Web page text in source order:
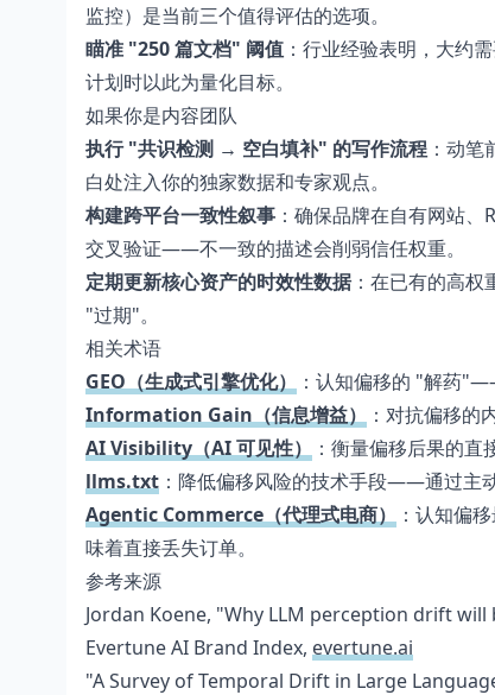
监控）是当前三个值得评估的选项。
瞄准 "250 篇文档" 阈值 ：行业经验表明，大约
计划时以此为量化目标。
如果你是内容团队
执行 "共识检测 → 空白填补" 的写作流程 ：动
白处注入你的独家数据和专家观点。
构建跨平台一致性叙事 ：确保品牌在自有网站
交叉验证——不一致的描述会削弱信任权重。
定期更新核心资产的时效性数据：在已有的高权
"过期"。
相关术语
GEO（生成式引擎优化）
：认知偏移的 "解药
Information Gain（信息增益）
：对抗偏移
AI Visibility（AI 可见性）
：衡量偏移后果的
llms.txt ：降低偏移风险的技术手段——通过主
Agentic Commerce（代理式电商）
：认知偏
味着直接丢失订单。
参考来源
Jordan Koene, "Why LLM perception drift will
Evertune AI Brand Index, evertune.ai
"A Survey of Temporal Drift in Large